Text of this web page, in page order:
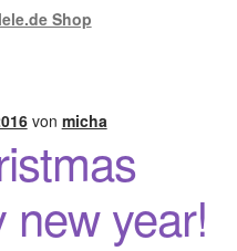
Shop
von micha
new year!